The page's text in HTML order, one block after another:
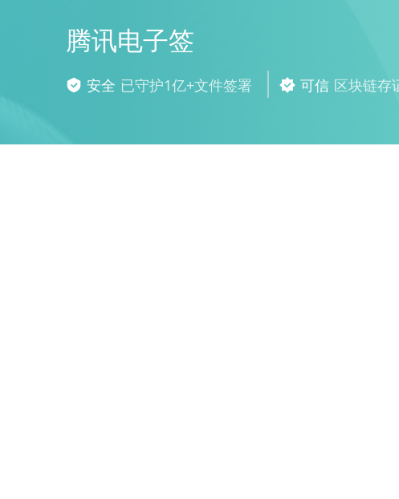
腾讯电子签
安全 已守护1亿+文件签署 可信 区块链存